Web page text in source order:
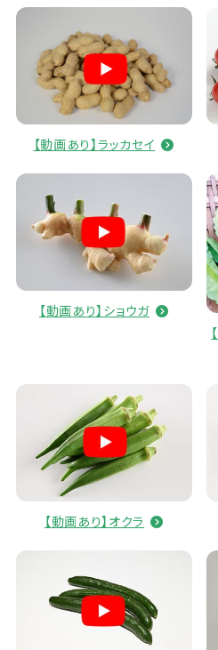
【動画あり】ラッカセイ
【動画あり】ショウガ
【
【動画あり】オクラ